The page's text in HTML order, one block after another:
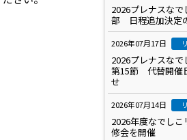
2026プレナスなで
部 日程追加決定
2026年07月17日
2026プレナスな
第15節 代替開催
せ
2026年07月14日
2026年度なでし
修会を開催